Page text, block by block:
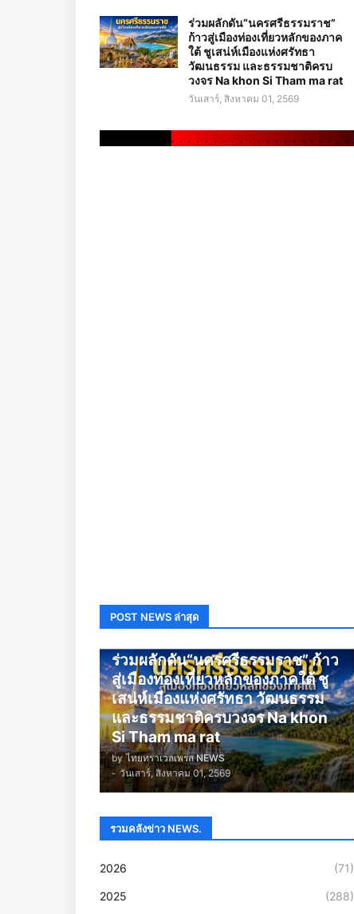
ร่วมผลักดัน“นครศรีธรรมราช”
ก้าวสู่เมืองท่องเที่ยวหลักของภาค
ใต้ ชูเสน่ห์เมืองแห่งศรัทธา
วัฒนธรรม และธรรมชาติครบ
วงจร Na khon Si Tham ma rat
วันเสาร์, สิงหาคม 01, 2569
. . . . . . . . . . . . . . . . . . . . .
POST NEWS ล่าสุด
ร่วมผลักดัน“นครศรีธรรมราช” ก้าว
สู่เมืองท่องเที่ยวหลักของภาคใต้ ชู
เสน่ห์เมืองแห่งศรัทธา วัฒนธรรม
และธรรมชาติครบวงจร Na khon
Si Tham ma rat
by ไทยทราเวลเพรส NEWS
- วันเสาร์, สิงหาคม 01, 2569
รวมคลังข่าว NEWS.
2026 (71)
2025 (288)